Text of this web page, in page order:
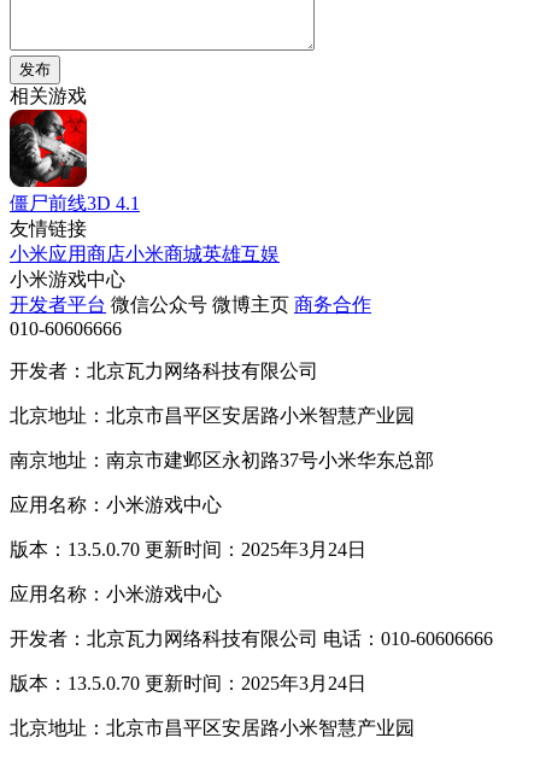
发布
相关游戏
僵尸前线3D 4.1
友情链接
小米应用商店小米商城英雄互娱
小米游戏中心
开发者平台 微信公众号 微博主页 商务合作
010-60606666
开发者：北京瓦力网络科技有限公司
北京地址：北京市昌平区安居路小米智慧产业园
南京地址：南京市建邺区永初路37号小米华东总部
应用名称：小米游戏中心
版本：13.5.0.70 更新时间：2025年3月24日
应用名称：小米游戏中心
开发者：北京瓦力网络科技有限公司 电话：010-60606666
版本：13.5.0.70 更新时间：2025年3月24日
北京地址：北京市昌平区安居路小米智慧产业园